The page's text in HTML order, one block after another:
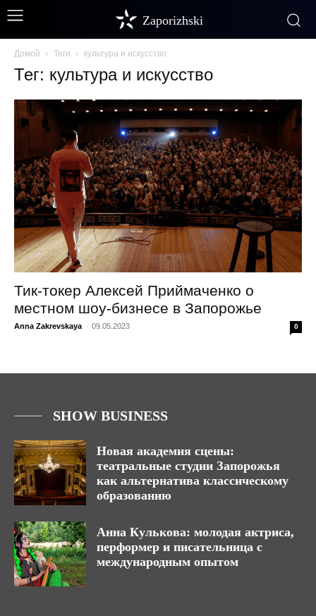
Zaporizhski
Домой Теги культура и искусство
Тег: культура и искусство
Тик-токер Алексей Приймаченко о
местном шоу-бизнесе в Запорожье
Anna Zakrevskaya - 09.05.2023 0
SHOW BUSINESS
Новая академия сцены:
театральные студии Запорожья
как альтернатива классическому
образованию
Анна Кулькова: молодая актриса,
перформер и писательница с
международным опытом